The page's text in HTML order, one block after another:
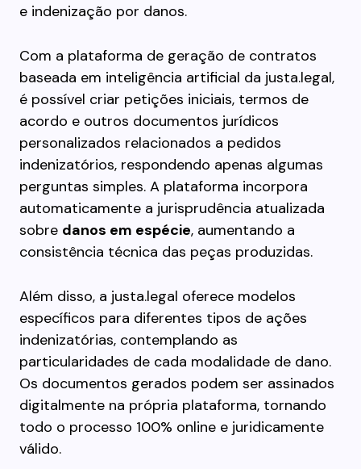
e indenização por danos.
Com a plataforma de geração de contratos
baseada em inteligência artificial da justa.legal,
é possível criar petições iniciais, termos de
acordo e outros documentos jurídicos
personalizados relacionados a pedidos
indenizatórios, respondendo apenas algumas
perguntas simples. A plataforma incorpora
automaticamente a jurisprudência atualizada
sobre danos em espécie, aumentando a
consistência técnica das peças produzidas.
Além disso, a justa.legal oferece modelos
específicos para diferentes tipos de ações
indenizatórias, contemplando as
particularidades de cada modalidade de dano.
Os documentos gerados podem ser assinados
digitalmente na própria plataforma, tornando
todo o processo 100% online e juridicamente
válido.